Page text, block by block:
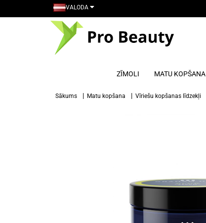
VALODA
ZĪMOLI MATU KOPŠANA
Sākums Matu kopšana Vīriešu kopšanas līdzekļi